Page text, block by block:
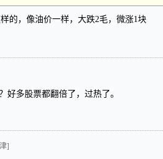
的，像油价一样，大跌2毛，微涨1块
好多股票都翻倍了，过热了。
]